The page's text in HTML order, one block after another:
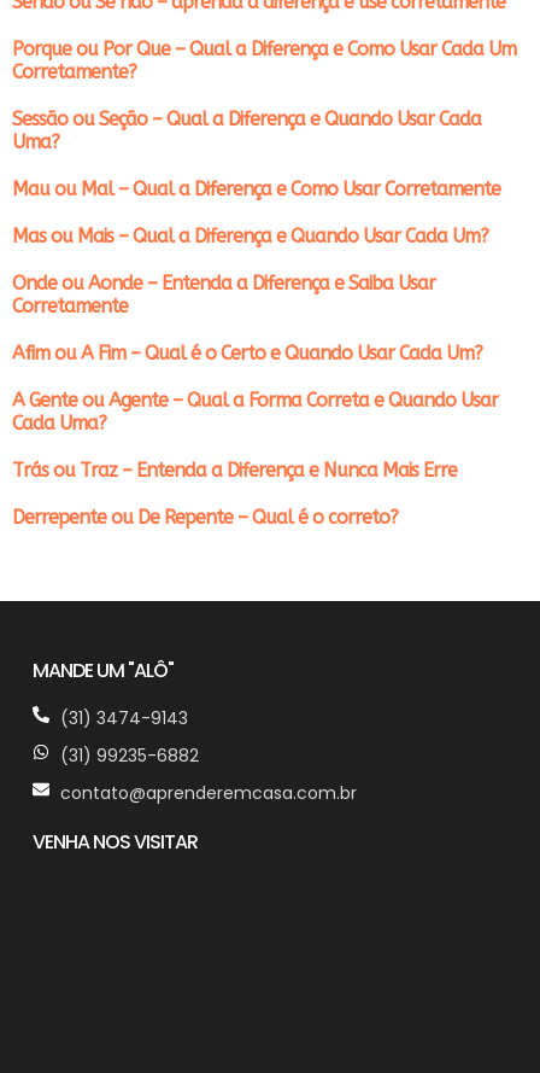
Porque ou Por Que – Qual a Diferença e Como Usar Cada Um
Corretamente?
Sessão ou Seção – Qual a Diferença e Quando Usar Cada
Uma?
Mau ou Mal – Qual a Diferença e Como Usar Corretamente
Mas ou Mais – Qual a Diferença e Quando Usar Cada Um?
Onde ou Aonde – Entenda a Diferença e Saiba Usar
Corretamente
Afim ou A Fim – Qual é o Certo e Quando Usar Cada Um?
A Gente ou Agente – Qual a Forma Correta e Quando Usar
Cada Uma?
Trás ou Traz – Entenda a Diferença e Nunca Mais Erre
Derrepente ou De Repente – Qual é o correto?
MANDE UM "ALÔ"
(31) 3474-9143
(31) 99235-6882
contato@aprenderemcasa.com.br
VENHA NOS VISITAR